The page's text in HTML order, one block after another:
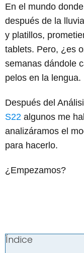
En el mundo
después de la
y platillos,
tablets. Pero, ¿es
semanas dándole
pelos en la lengua.
Después del
S22 algunos me
analizáramos el
para hacerlo.
¿Empezamos?
Índice